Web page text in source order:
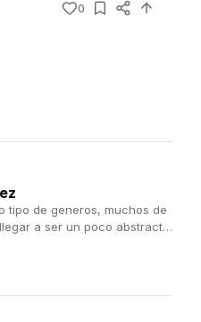
0
tipo de generos, muchos de
a ser un poco abstract…